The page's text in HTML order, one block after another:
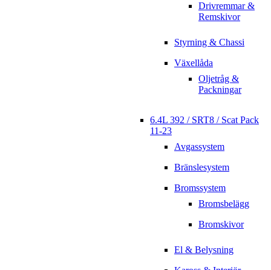
Drivremmar &
Remskivor
Styrning & Chassi
Växellåda
Oljetråg &
Packningar
6.4L 392 / SRT8 / Scat Pack
11-23
Avgassystem
Bränslesystem
Bromssystem
Bromsbelägg
Bromskivor
El & Belysning